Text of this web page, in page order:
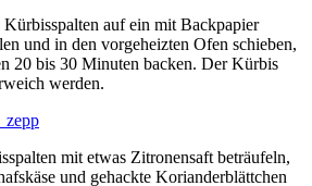
auf ein mit Backpapier
und in den vorgeheizten Ofen schieben,
20 bis 30 Minuten backen. Der Kürbis
werden.
mit etwas Zitronensaft beträufeln,
und gehackte Korianderblättchen